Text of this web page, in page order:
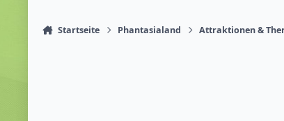
Startseite Phantasialand Attraktionen &